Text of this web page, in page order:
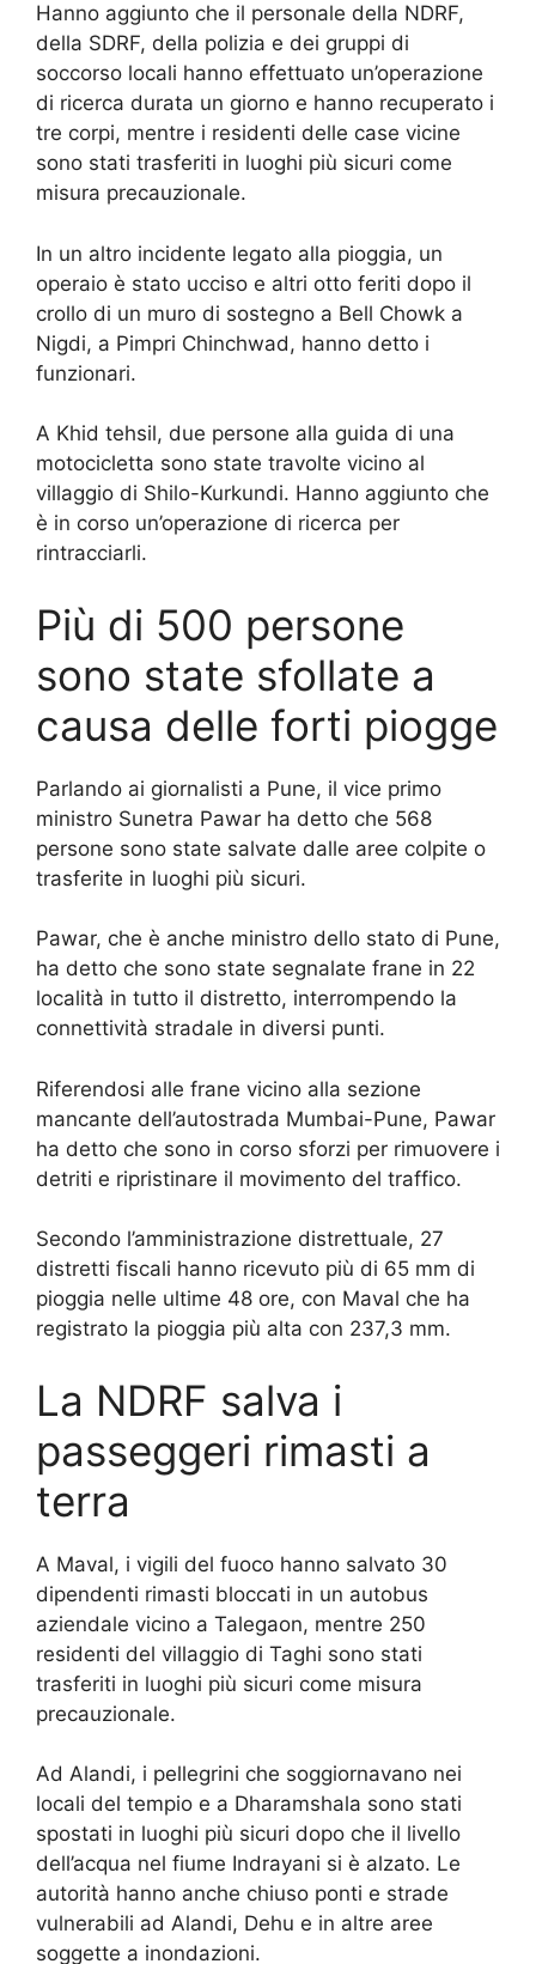
Hanno aggiunto che il personale della NDRF,
della SDRF, della polizia e dei gruppi di
soccorso locali hanno effettuato un’operazione
di ricerca durata un giorno e hanno recuperato i
tre corpi, mentre i residenti delle case vicine
sono stati trasferiti in luoghi più sicuri come
misura precauzionale.
In un altro incidente legato alla pioggia, un
operaio è stato ucciso e altri otto feriti dopo il
crollo di un muro di sostegno a Bell Chowk a
Nigdi, a Pimpri Chinchwad, hanno detto i
funzionari.
A Khid tehsil, due persone alla guida di una
motocicletta sono state travolte vicino al
villaggio di Shilo-Kurkundi. Hanno aggiunto che
è in corso un’operazione di ricerca per
rintracciarli.
Più di 500 persone
sono state sfollate a
causa delle forti piogge
Parlando ai giornalisti a Pune, il vice primo
ministro Sunetra Pawar ha detto che 568
persone sono state salvate dalle aree colpite o
trasferite in luoghi più sicuri.
Pawar, che è anche ministro dello stato di Pune,
ha detto che sono state segnalate frane in 22
località in tutto il distretto, interrompendo la
connettività stradale in diversi punti.
Riferendosi alle frane vicino alla sezione
mancante dell’autostrada Mumbai-Pune, Pawar
ha detto che sono in corso sforzi per rimuovere i
detriti e ripristinare il movimento del traffico.
Secondo l’amministrazione distrettuale, 27
distretti fiscali hanno ricevuto più di 65 mm di
pioggia nelle ultime 48 ore, con Maval che ha
registrato la pioggia più alta con 237,3 mm.
La NDRF salva i
passeggeri rimasti a
terra
A Maval, i vigili del fuoco hanno salvato 30
dipendenti rimasti bloccati in un autobus
aziendale vicino a Talegaon, mentre 250
residenti del villaggio di Taghi sono stati
trasferiti in luoghi più sicuri come misura
precauzionale.
Ad Alandi, i pellegrini che soggiornavano nei
locali del tempio e a Dharamshala sono stati
spostati in luoghi più sicuri dopo che il livello
dell’acqua nel fiume Indrayani si è alzato. Le
autorità hanno anche chiuso ponti e strade
vulnerabili ad Alandi, Dehu e in altre aree
soggette a inondazioni.